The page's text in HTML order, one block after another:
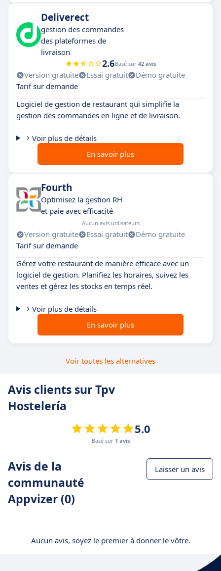
Deliverect
gestion des commandes
des plateformes de
livraison
2.6Basé sur 42 avis
Version gratuite Essai gratuit
Démo gratuite
Tarif sur demande
Logiciel de gestion de restaurant qui simplifie la
gestion des commandes en ligne et de livraison.
Voir plus de détails
En savoir plus
Fourth
Optimisez la gestion RH
et paie avec efficacité
Aucun avis utilisateurs
Version gratuite Essai gratuit
Démo gratuite
Tarif sur demande
Gérez votre restaurant de manière efficace avec un
logiciel de gestion. Planifiez les horaires, suivez les
ventes et gérez les stocks en temps réel.
Voir plus de détails
En savoir plus
Voir toutes les alternatives
Avis clients sur Tpv
Hostelería
5.0
Basé sur 1 avis
Avis de la
communauté
Appvizer (0)
Laisser un avis
Aucun avis, soyez le premier à donner le vôtre.